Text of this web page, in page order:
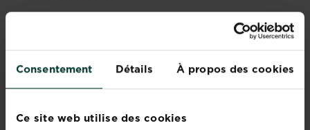
Consentement Détails À propos des cookies
Ce site web utilise des cookies